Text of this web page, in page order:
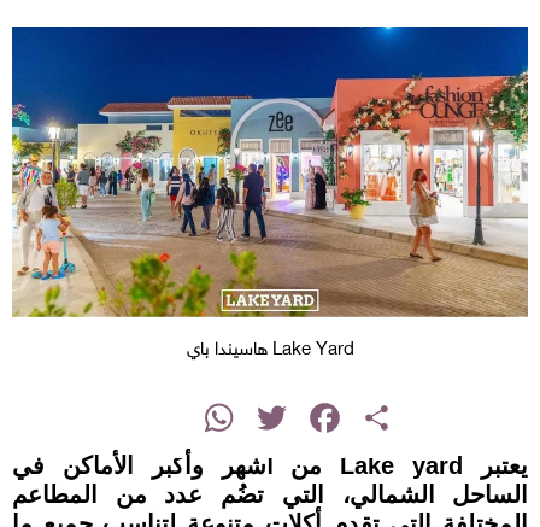
Lake Yard هاسيندا باي
Share
Facebook
Twitter
WhatsApp
يعتبر Lake yard من أشهر وأكبر الأماكن في
الساحل الشمالي، التي تضُم عدد من المطاعم